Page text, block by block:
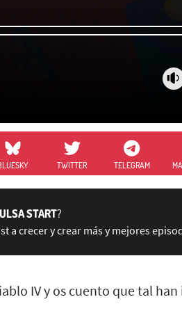
TWITTER TELEGRAM
START?
a crecer y crear más y mejores
IV y os cuento que tal